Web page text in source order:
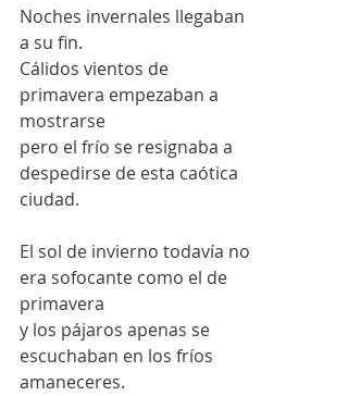
Noches invernales llegaban
a su fin.
Cálidos vientos de
primavera empezaban a
mostrarse
pero el frío se resignaba a
despedirse de esta caótica
ciudad.
El sol de invierno todavía no
era sofocante como el de
primavera
y los pájaros apenas se
escuchaban en los fríos
amaneceres.